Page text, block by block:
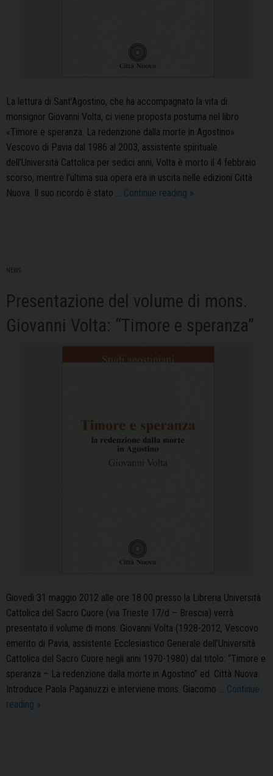
La lettura di Sant’Agostino, che ha accompagnato la vita di
monsignor Giovanni Volta, ci viene proposta postuma nel libro
«Timore e speranza. La redenzione dalla morte in Agostino».
Vescovo di Pavia dal 1986 al 2003, assistente spirituale
dell’Università Cattolica per sedici anni, Volta è morto il 4 febbraio
scorso, mentre l’ultima sua opera era in uscita nelle edizioni Città
Nuova. Il suo ricordo è stato … Continue reading Una
speranza
»
NEWS
Presentazione del volume di mons.
Giovanni Volta: “Timore e speranza”
Giovedì 31 maggio 2012 alle ore 18.00 presso la Libreria Università
Cattolica del Sacro Cuore (via Trieste 17/d – Brescia) verrà
presentato il volume di mons. Giovanni Volta (1928-2012, Vescovo
emerito di Pavia, assistente Ecclesiastico Generale dell’Università
Cattolica del Sacro Cuore negli anni 1970-1980) dal titolo: “Timore e
speranza – La redenzione dalla morte in Agostino” ed. Città Nuova.
Introduce Paola Paganuzzi e interviene mons. Giacomo … Continue
reading Presentazione
»